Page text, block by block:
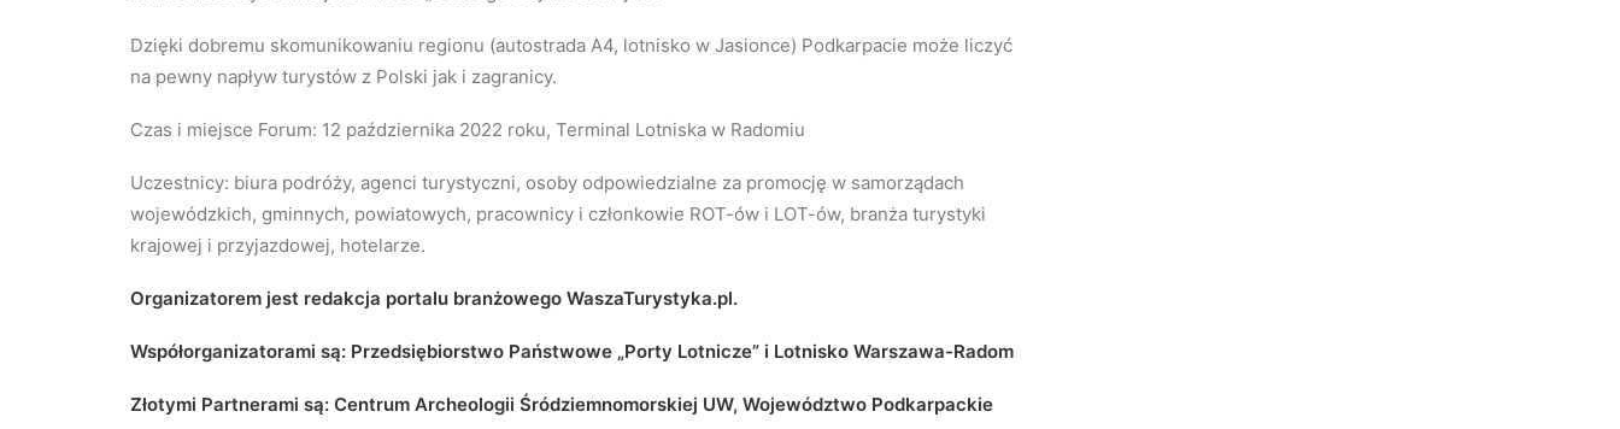
Dzięki dobremu skomunikowaniu regionu (autostrada A4, lotnisko w Jasionce) Podkarpacie może liczyć
na pewny napływ turystów z Polski jak i zagranicy.
Czas i miejsce Forum: 12 października 2022 roku, Terminal Lotniska w Radomiu
Uczestnicy: biura podróży, agenci turystyczni, osoby odpowiedzialne za promocję w samorządach
wojewódzkich, gminnych, powiatowych, pracownicy i członkowie ROT-ów i LOT-ów, branża turystyki
krajowej i przyjazdowej, hotelarze.
Organizatorem jest redakcja portalu branżowego WaszaTurystyka.pl.
Współorganizatorami są: Przedsiębiorstwo Państwowe „Porty Lotnicze” i Lotnisko Warszawa-Radom
Złotymi Partnerami są: Centrum Archeologii Śródziemnomorskiej UW, Województwo Podkarpackie